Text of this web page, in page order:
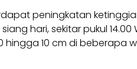
peningkatan
hari, sekitar pukul 14.00
hingga 10 cm di beberapa